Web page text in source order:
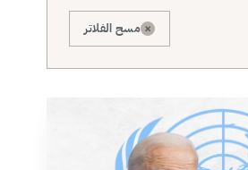
× مسح الفلاتر